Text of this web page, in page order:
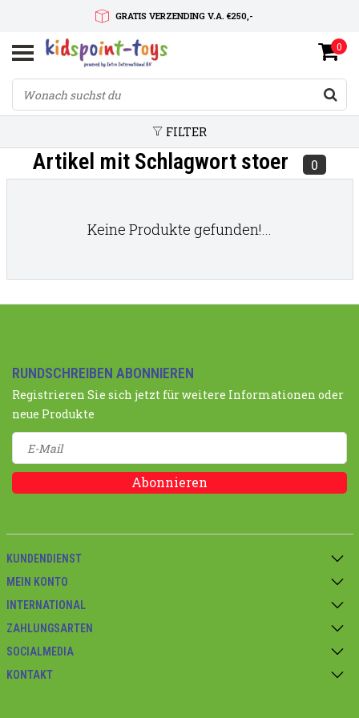
GRATIS VERZENDING V.A. €250,-
SNELLE LEVERTIJD
SERVICE OP MAAT
0
FILTER
Artikel mit Schlagwort stoer 0
Keine Produkte gefunden!...
RUNDSCHREIBEN ABONNIEREN
Registrieren Sie sich jetzt für weitere Informationen oder
neue Produkte
Abonnieren
KUNDENDIENST
MEIN KONTO
INTERNATIONAL
ZAHLUNGSARTEN
SOCIALMEDIA
KONTAKT